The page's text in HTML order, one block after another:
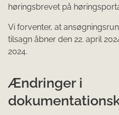
høringsbrevet på
Vi forventer, at
tilsagn åbner den 22. april
2024.
Ændringer i